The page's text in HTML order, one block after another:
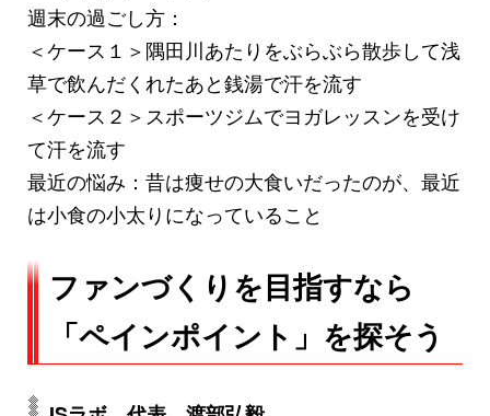
週末の過ごし方：
＜ケース１＞隅田川あたりをぶらぶら散歩して浅
草で飲んだくれたあと銭湯で汗を流す
＜ケース２＞スポーツジムでヨガレッスンを受け
て汗を流す
最近の悩み：昔は痩せの大食いだったのが、最近
は小食の小太りになっていること
ファンづくりを目指すなら
「ペインポイント」を探そう